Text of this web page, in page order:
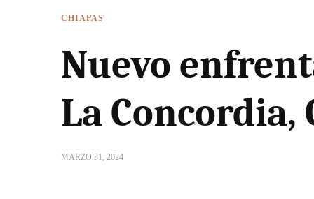
CHIAPAS
Nuevo
La Concordia,
MARZO 31, 2024